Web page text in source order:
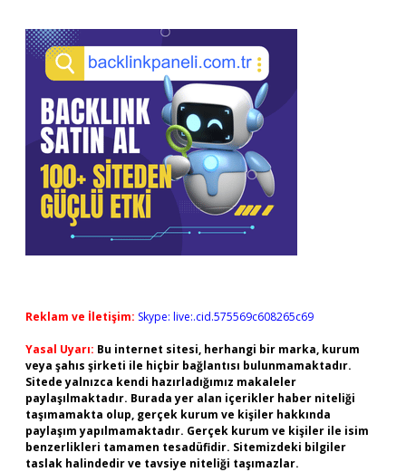
Reklam ve İletişim: Skype: live:.cid.575569c608265c69
Yasal Uyarı: Bu internet sitesi, herhangi bir marka, kurum
veya şahıs şirketi ile hiçbir bağlantısı bulunmamaktadır.
Sitede yalnızca kendi hazırladığımız makaleler
paylaşılmaktadır. Burada yer alan içerikler haber niteliği
taşımamakta olup, gerçek kurum ve kişiler hakkında
paylaşım yapılmamaktadır. Gerçek kurum ve kişiler ile isim
benzerlikleri tamamen tesadüfidir. Sitemizdeki bilgiler
taslak halindedir ve tavsiye niteliği taşımazlar.